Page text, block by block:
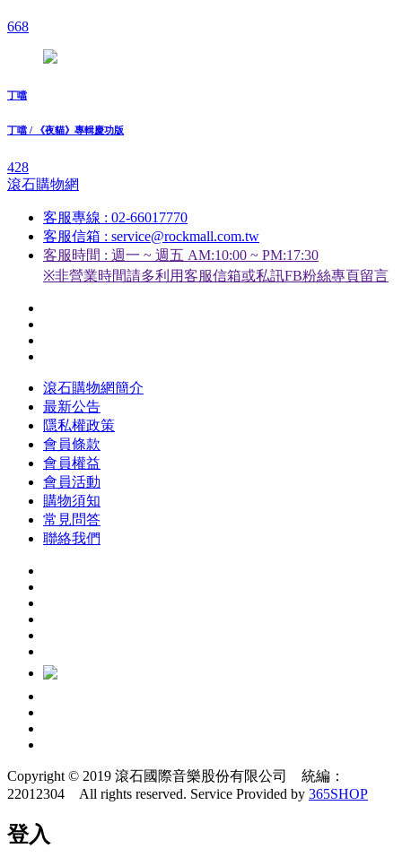
668
丁噹
丁噹 / 《夜貓》專輯慶功版
428
滾石購物網
客服專線 : 02-66017770
客服信箱 : service@rockmall.com.tw
客服時間 : 週一 ~ 週五 AM:10:00 ~ PM:17:30
※非營業時間請多利用客服信箱或私訊FB粉絲專頁留言
滾石購物網簡介
最新公告
隱私權政策
會員條款
會員權益
會員活動
購物須知
常見問答
聯絡我們
Copyright © 2019 滾石國際音樂股份有限公司 統編：
22012304 All rights reserved. Service Provided by 365SHOP
登入